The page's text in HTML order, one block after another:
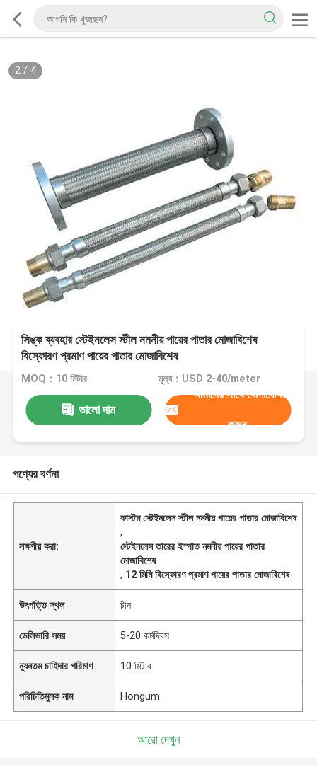
2/ 4
সিঙ্ক ব্যবহার স্টেইনলেস স্টীল নমনীয় পায়ের পাতার মোজাবিশেষ
বিস্ফোরণ প্রমাণ পায়ের পাতার মোজাবিশেষ
MOQ：10 মিটার মূল্য：USD 2-40/meter
ভালো দাম
আমাদের সাথে যোগাযোগ
করুন
পণ্যের বর্ণনা
লক্ষণীয় করা:
কাস্টম স্টেইনলেস স্টীল নমনীয় পায়ের পাতার মোজাবিশেষ
,
স্টেইনলেস তারের ইস্পাত নমনীয় পায়ের পাতার
মোজাবিশেষ
, 12 মিমি বিস্ফোরণ প্রমাণ পায়ের পাতার মোজাবিশেষ
উৎপত্তি স্থল চীন
ডেলিভারি সময় 5-20 কর্মদিবস
ন্যূনতম চাহিদার পরিমাণ 10 মিটার
পরিচিতিমুলক নাম Hongum
আরো দেখুন